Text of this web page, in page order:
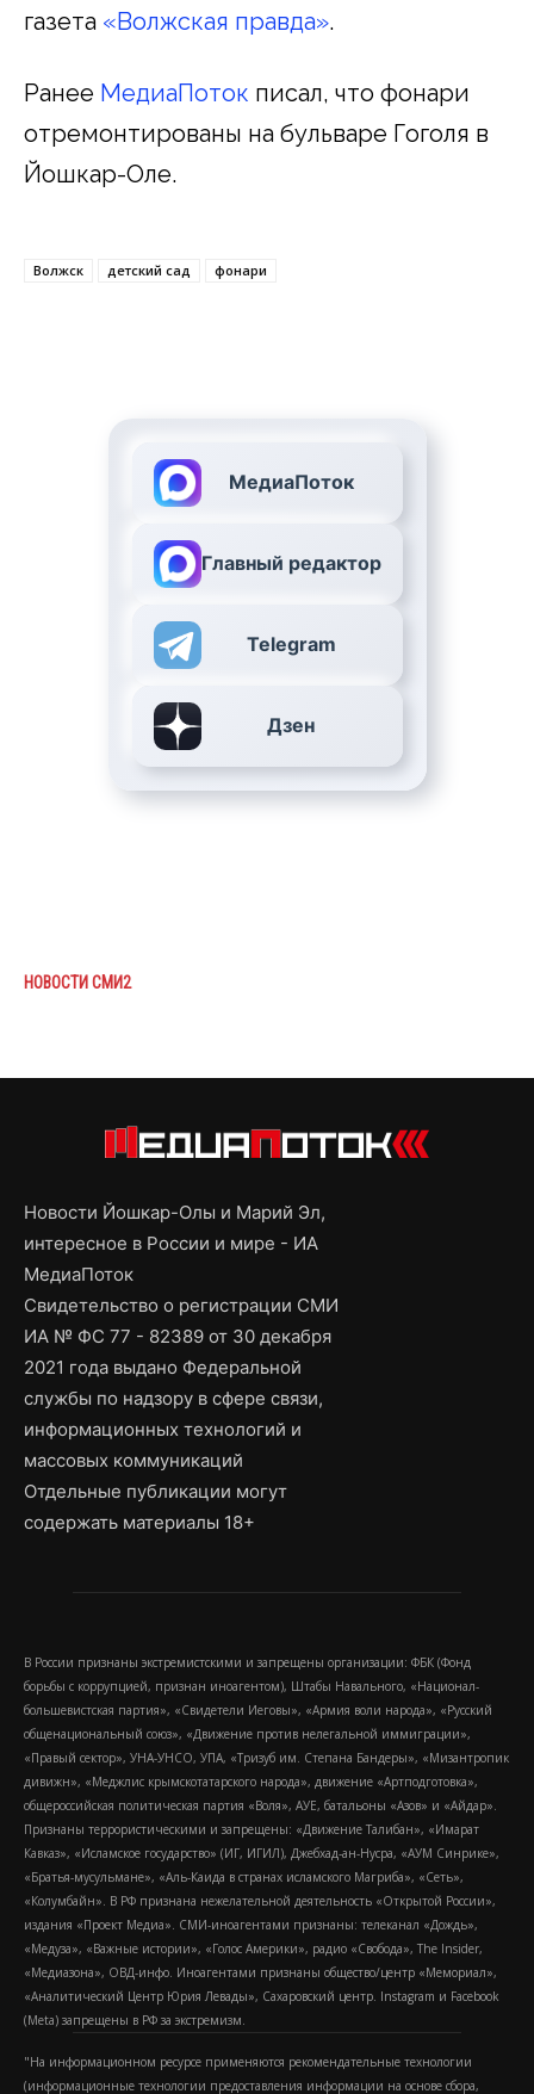
газета «Волжская правда».
Ранее МедиаПоток писал, что фонари
отремонтированы на бульваре Гоголя в
Йошкар-Оле.
Волжск детский сад фонари
МедиаПоток
Главный редактор
Telegram
Дзен
НОВОСТИ СМИ2
Новости Йошкар-Олы и Марий Эл,
интересное в России и мире - ИА
МедиаПоток
Свидетельство о регистрации СМИ
ИА № ФС 77 - 82389 от 30 декабря
2021 года выдано Федеральной
службы по надзору в сфере связи,
информационных технологий и
массовых коммуникаций
Отдельные публикации могут
содержать материалы 18+
В России признаны экстремистскими и запрещены организации: ФБК (Фонд
борьбы с коррупцией, признан иноагентом), Штабы Навального, «Национал-
большевистская партия», «Свидетели Иеговы», «Армия воли народа», «Русский
общенациональный союз», «Движение против нелегальной иммиграции»,
«Правый сектор», УНА-УНСО, УПА, «Тризуб им. Степана Бандеры», «Мизантропик
дивижн», «Меджлис крымскотатарского народа», движение «Артподготовка»,
общероссийская политическая партия «Воля», АУЕ, батальоны «Азов» и «Айдар».
Признаны террористическими и запрещены: «Движение Талибан», «Имарат
Кавказ», «Исламское государство» (ИГ, ИГИЛ), Джебхад-ан-Нусра, «АУМ Синрике»,
«Братья-мусульмане», «Аль-Каида в странах исламского Магриба», «Сеть»,
«Колумбайн». В РФ признана нежелательной деятельность «Открытой России»,
издания «Проект Медиа». СМИ-иноагентами признаны: телеканал «Дождь»,
«Медуза», «Важные истории», «Голос Америки», радио «Свобода», The Insider,
«Медиазона», ОВД-инфо. Иноагентами признаны общество/центр «Мемориал»,
«Аналитический Центр Юрия Левады», Сахаровский центр. Instagram и Facebook
(Metа) запрещены в РФ за экстремизм.
"На информационном ресурсе применяются рекомендательные технологии
(информационные технологии предоставления информации на основе сбора,